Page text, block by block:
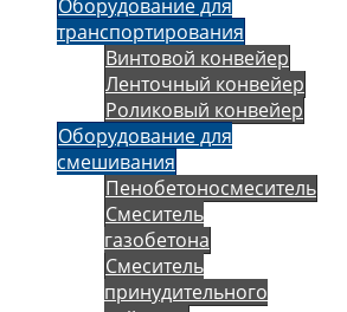
Оборудование для
транспортирования
Винтовой конвейер
Ленточный конвейер
Роликовый конвейер
Оборудование для
смешивания
Пенобетоносмеситель
Смеситель
газобетона
Смеситель
принудительного